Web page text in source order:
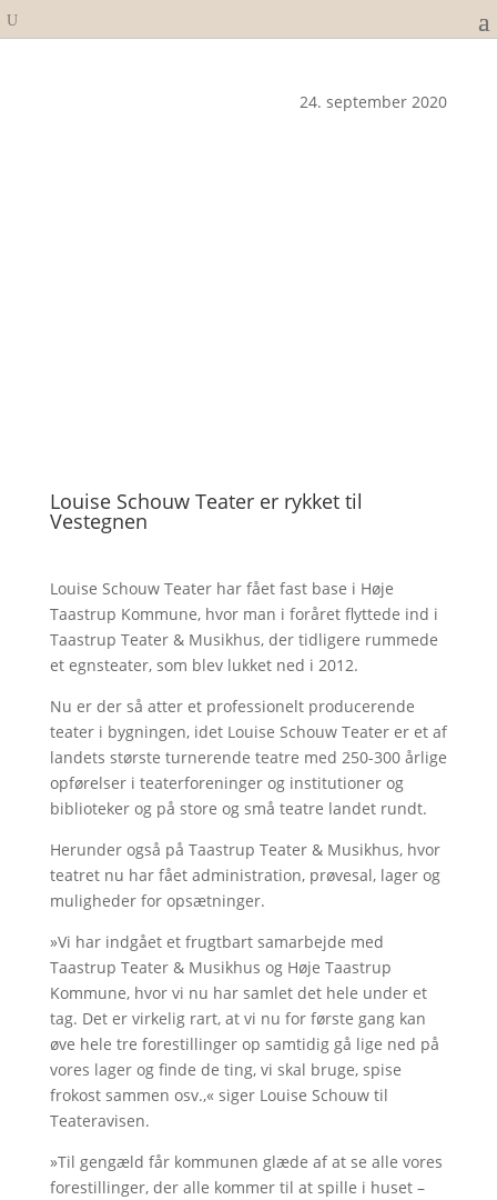
24. september 2020
Louise Schouw Teater er rykket til
Vestegnen
Louise Schouw Teater har fået fast base i Høje
Taastrup Kommune, hvor man i foråret flyttede ind i
Taastrup Teater & Musikhus, der tidligere rummede
et egnsteater, som blev lukket ned i 2012.
Nu er der så atter et professionelt producerende
teater i bygningen, idet Louise Schouw Teater er et af
landets største turnerende teatre med 250-300 årlige
opførelser i teaterforeninger og institutioner og
biblioteker og på store og små teatre landet rundt.
Herunder også på Taastrup Teater & Musikhus, hvor
teatret nu har fået administration, prøvesal, lager og
muligheder for opsætninger.
»Vi har indgået et frugtbart samarbejde med
Taastrup Teater & Musikhus og Høje Taastrup
Kommune, hvor vi nu har samlet det hele under et
tag. Det er virkelig rart, at vi nu for første gang kan
øve hele tre forestillinger op samtidig gå lige ned på
vores lager og finde de ting, vi skal bruge, spise
frokost sammen osv.,« siger Louise Schouw til
Teateravisen.
»Til gengæld får kommunen glæde af at se alle vores
forestillinger, der alle kommer til at spille i huset –